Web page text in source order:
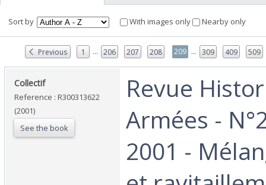
Sort by With images only Nearby only
Previous 1 ... 206 207 208 209 ... 309 409 509
‎Collectif‎
Reference : R300313622
(2001)
See the book
‎Revue
Armées -
2001 -